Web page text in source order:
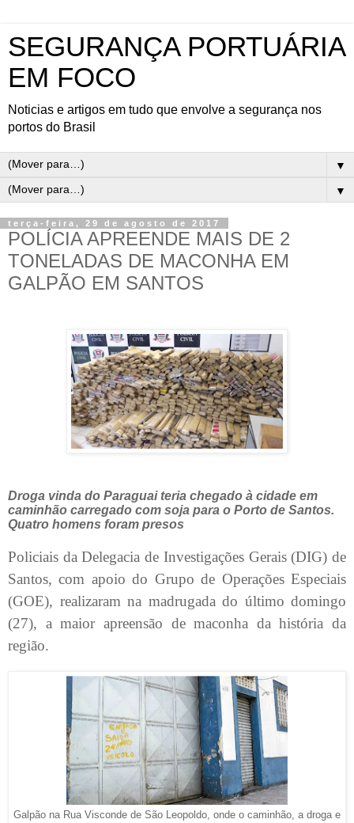
SEGURANÇA PORTUÁRIA
EM FOCO
Noticias e artigos em tudo que envolve a segurança nos
portos do Brasil
▼
▼
terça-feira, 29 de agosto de 2017
POLÍCIA APREENDE MAIS DE 2
TONELADAS DE MACONHA EM
GALPÃO EM SANTOS
Droga vinda do Paraguai teria chegado à cidade em
caminhão carregado com soja para o Porto de Santos.
Quatro homens foram presos
Policiais da Delegacia de Investigações Gerais (DIG) de
Santos, com apoio do Grupo de Operações Especiais
(GOE), realizaram na madrugada do último domingo
(27), a maior apreensão de maconha da história da
região.
Galpão na Rua Visconde de São Leopoldo, onde o caminhão, a droga e